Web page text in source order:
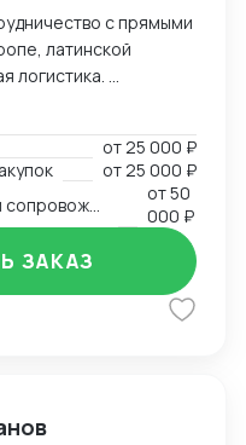
с прямыми
логистика.
текстиль,
Собственная база
от25 000 ₽
от25 000 ₽
от50
000 ₽
ЗАКАЗ